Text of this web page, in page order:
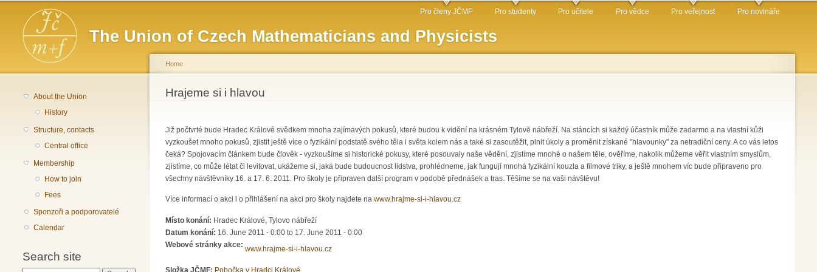
The Union of Czech Mathematicians and Physicists
Main menu Pro členy JČMF Pro studenty Pro učitele Pro vědce Pro veřejnost Pro novináře
About the Union
History
Structure, contacts
Central office
Membership
How to join
Fees
Sponzoři a podporovatelé
Calendar
Search site
You are here
Home
Hrajeme si i hlavou
Již počtvrté bude Hradec Králové svědkem mnoha zajímavých pokusů, které budou k vidění na krásném Tylově nábřeží. Na stáncích si každý účastník může zadarmo a na vlastní kůži
vyzkoušet mnoho pokusů, zjistit ještě více o fyzikální podstatě svého těla i světa kolem nás a také si zasoutěžit, plnit úkoly a proměnit získané "hlavounky" za netradiční ceny. A co vás letos
čeká? Spojovacím článkem bude člověk - vyzkoušíme si historické pokusy, které posouvaly naše vědění, zjistíme mnohé o našem těle, ověříme, nakolik můžeme věřit vlastním smyslům,
zjistíme, co může létat či levitovat, ukážeme si, jaká bude budoucnost lidstva, prohlédneme, jak fungují mnohá fyzikální kouzla a filmové triky, a ještě mnohem víc bude připraveno pro
všechny návštěvníky 16. a 17. 6. 2011. Pro školy je připraven další program v podobě přednášek a tras. Těšíme se na vaši návštěvu!
Více informací o akci i o přihlášení na akci pro školy najdete na www.hrajme-si-i-hlavou.cz
Místo konání: Hradec Králové, Tylovo nábřeží
Datum konání: 16. June 2011 - 0:00 to 17. June 2011 - 0:00
Webové stránky akce:
www.hrajme-si-i-hlavou.cz
Složka JČMF: Pobočka v Hradci Králové